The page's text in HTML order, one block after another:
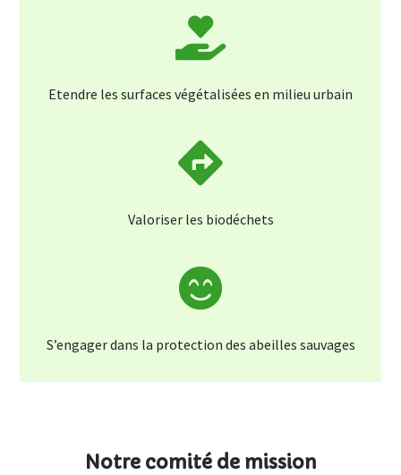
Etendre les surfaces végétalisées en milieu urbain
Valoriser les biodéchets
S’engager dans la protection des abeilles sauvages
Notre comité de mission